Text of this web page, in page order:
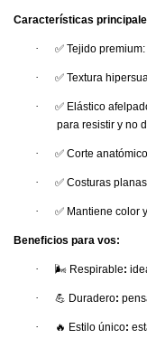
Características
· ✅ Tejido premium:
· ✅ Textura
· ✅ Elástico
para resistir y no
· ✅ Corte
· ✅ Costuras
· ✅ Mantiene color
Beneficios para vos:
· 🌬 Respirable:
· 💪 Duradero:
· 🔥 Estilo único: